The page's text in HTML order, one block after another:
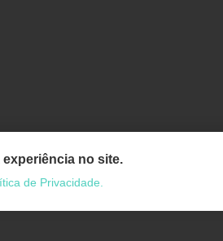
no site.
de Privacidade.